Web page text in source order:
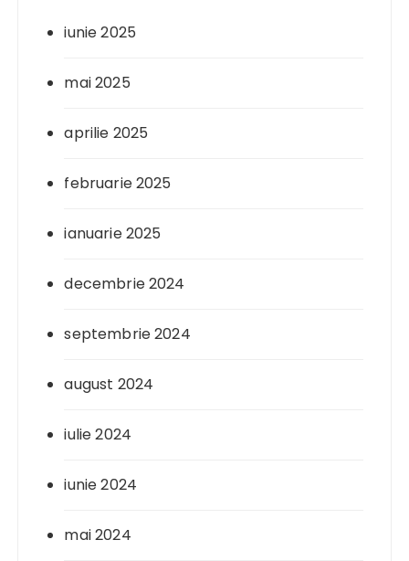
iunie 2025
mai 2025
aprilie 2025
februarie 2025
ianuarie 2025
decembrie 2024
septembrie 2024
august 2024
iulie 2024
iunie 2024
mai 2024